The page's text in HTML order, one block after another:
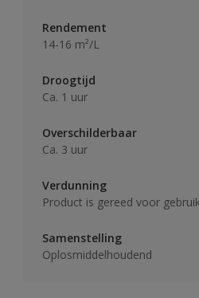
Rendement
14-16 m²/L
Droogtijd
Ca. 1 uur
Overschilderbaar
Ca. 3 uur
Verdunning
Product is gereed voor gebruik
Samenstelling
Oplosmiddelhoudend